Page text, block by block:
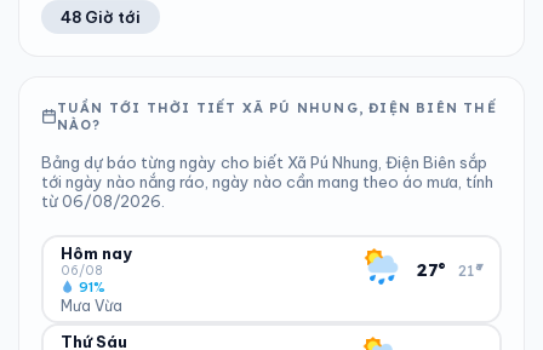
48 Giờ tới
TUẦN TỚI THỜI TIẾT XÃ PÚ NHUNG, ĐIỆN BIÊN THẾ
NÀO?
Bảng dự báo từng ngày cho biết Xã Pú Nhung, Điện Biên sắp
tới ngày nào nắng ráo, ngày nào cần mang theo áo mưa, tính
từ 06/08/2026.
Hôm nay
06/08
Mưa Vừa
91%
27° 21°
▾
ĐỘ ẨM
Thứ Sáu